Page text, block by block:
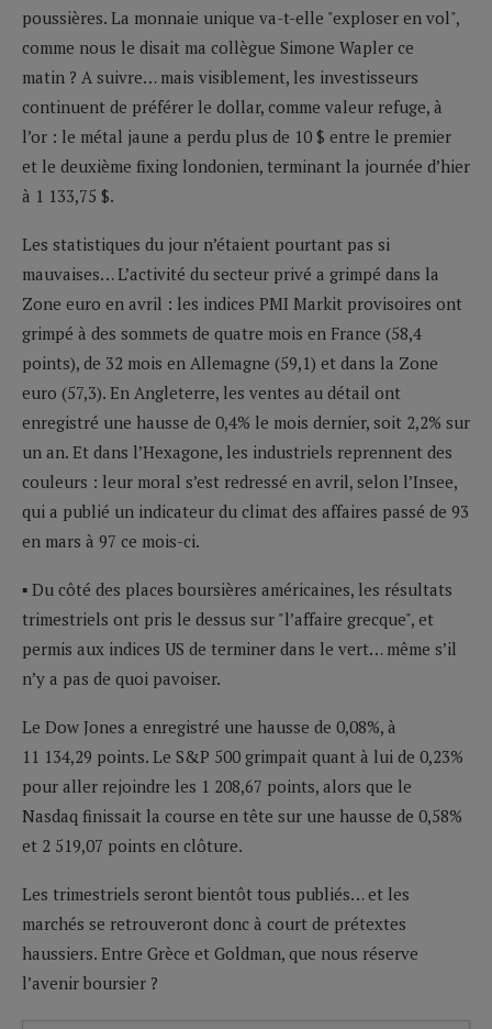
poussières. La monnaie unique va-t-elle "exploser en vol",
comme nous le disait ma collègue Simone Wapler ce
matin ? A suivre… mais visiblement, les investisseurs
continuent de préférer le dollar, comme valeur refuge, à
l’or : le métal jaune a perdu plus de 10 $ entre le premier
et le deuxième fixing londonien, terminant la journée d’hier
à 1 133,75 $.
Les statistiques du jour n’étaient pourtant pas si
mauvaises… L’activité du secteur privé a grimpé dans la
Zone euro en avril : les indices PMI Markit provisoires ont
grimpé à des sommets de quatre mois en France (58,4
points), de 32 mois en Allemagne (59,1) et dans la Zone
euro (57,3). En Angleterre, les ventes au détail ont
enregistré une hausse de 0,4% le mois dernier, soit 2,2% sur
un an. Et dans l’Hexagone, les industriels reprennent des
couleurs : leur moral s’est redressé en avril, selon l’Insee,
qui a publié un indicateur du climat des affaires passé de 93
en mars à 97 ce mois-ci.
▪ Du côté des places boursières américaines, les résultats
trimestriels ont pris le dessus sur "l’affaire grecque", et
permis aux indices US de terminer dans le vert… même s’il
n’y a pas de quoi pavoiser.
Le Dow Jones a enregistré une hausse de 0,08%, à
11 134,29 points. Le S&P 500 grimpait quant à lui de 0,23%
pour aller rejoindre les 1 208,67 points, alors que le
Nasdaq finissait la course en tête sur une hausse de 0,58%
et 2 519,07 points en clôture.
Les trimestriels seront bientôt tous publiés… et les
marchés se retrouveront donc à court de prétextes
haussiers. Entre Grèce et Goldman, que nous réserve
l’avenir boursier ?